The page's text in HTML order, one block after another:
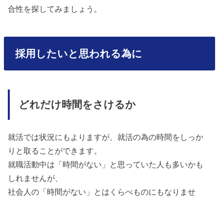
合性を探してみましょう。
採用したいと思われる為に
どれだけ時間をさけるか
就活では状況にもよりますが、就活の為の時間をしっか
りと取ることができます。
就職活動中は「時間がない」と思っていた人も多いかも
しれませんが、
社会人の「時間がない」とはくらべものにもなりませ